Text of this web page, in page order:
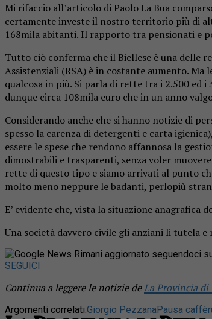
Mi rifaccio all’articolo di Paolo La Bua
certamente investe il nostro territorio più di
168mila abitanti. Il rapporto tra pensionati e
Tutto ciò conferma che il Biellese è una delle
Assistenziali (RSA) è in costante aumento.
qualcosa in più. Si parla di rette tra i 2.500 ed i
dunque circa 108mila euro che in un anno
Considerando anche che si hanno notizie di
spesso la carenza di detergenti e carta
essere le spese che rendono affannosa la
dimostrabili e trasparenti, senza voler
rette di questo tipo e siamo arrivati al punto
molto meno neppure le badanti, perlopiù
E’ evidente che, vista la situazione
Una società davvero civile gli anziani li tutela
Rimani aggiornato seguendoci
SEGUICI
Continua a leggere le notizie deLa Provincia di
Argomenti correlati:Giorgio PezzanaPausa caffè